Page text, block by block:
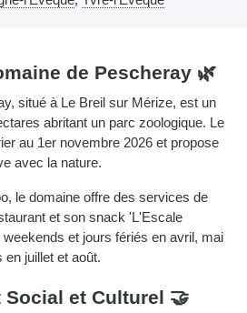
de Pescheray 🌿
situé à Le Breil sur Mérize, est un
abritant un parc zoologique. Le
au 1er novembre 2026 et propose
avec la nature.
le domaine offre des services de
et son snack 'L'Escale
et jours fériés en avril, mai
juillet et août.
Social et Culturel 🤝